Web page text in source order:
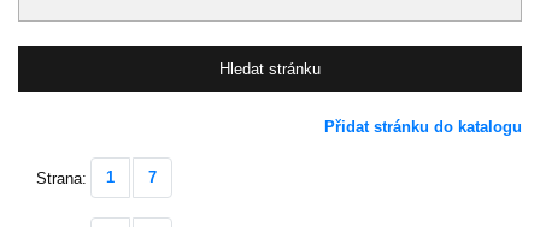
Přidat stránku do katalogu
Strana: 1 7